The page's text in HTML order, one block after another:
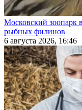
Московский зоопарк
рыбных филинов
6 августа 2026, 16:46